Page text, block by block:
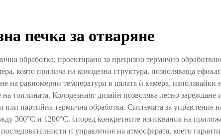
печка за отваряне
обработка, проектирано за прецизно термично
която прилича на колодезна структура, позволяваща
на равномерни температури в цялата ѝ камера,
топлината. Колодезният дизайн позволява лесно зареждане
партийна термична обработка. Системата за управление
300°C и 1200°C, според конкретните изисквания на
и управление на атмосферата, което